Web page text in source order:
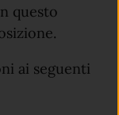
questo
ai seguenti